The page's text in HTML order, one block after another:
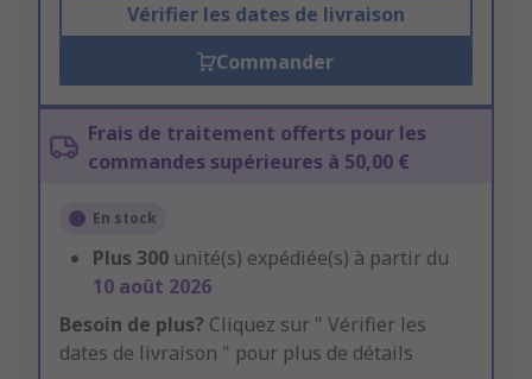
Vérifier les dates de livraison
Commander
Frais de traitement offerts pour les
commandes supérieures à 50,00 €
En stock
Plus 300 unité(s) expédiée(s) à partir du
10 août 2026
Besoin de plus? Cliquez sur " Vérifier les
dates de livraison " pour plus de détails